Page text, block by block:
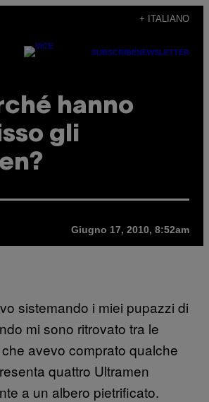
+ ITALIANO
SUBSCRIBENEWSLETTER
hanno
gli
Giugno 17, 2010, 8:52am
sistemando i miei pupazzi di
mi sono ritrovato tra le
avevo comprato qualche
quattro Ultramen
a un albero pietrificato.